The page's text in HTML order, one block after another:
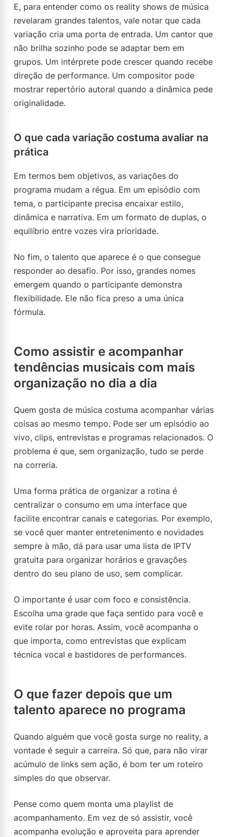
E, para entender como os reality shows de música
revelaram grandes talentos, vale notar que cada
variação cria uma porta de entrada. Um cantor que
não brilha sozinho pode se adaptar bem em
grupos. Um intérprete pode crescer quando recebe
direção de performance. Um compositor pode
mostrar repertório autoral quando a dinâmica pede
originalidade.
O que cada variação costuma avaliar na
prática
Em termos bem objetivos, as variações do
programa mudam a régua. Em um episódio com
tema, o participante precisa encaixar estilo,
dinâmica e narrativa. Em um formato de duplas, o
equilíbrio entre vozes vira prioridade.
No fim, o talento que aparece é o que consegue
responder ao desafio. Por isso, grandes nomes
emergem quando o participante demonstra
flexibilidade. Ele não fica preso a uma única
fórmula.
Como assistir e acompanhar
tendências musicais com mais
organização no dia a dia
Quem gosta de música costuma acompanhar várias
coisas ao mesmo tempo. Pode ser um episódio ao
vivo, clips, entrevistas e programas relacionados. O
problema é que, sem organização, tudo se perde
na correria.
Uma forma prática de organizar a rotina é
centralizar o consumo em uma interface que
facilite encontrar canais e categorias. Por exemplo,
se você quer manter entretenimento e novidades
sempre à mão, dá para usar uma lista de IPTV
gratuita para organizar horários e gravações
dentro do seu plano de uso, sem complicar.
O importante é usar com foco e consistência.
Escolha uma grade que faça sentido para você e
evite rolar por horas. Assim, você acompanha o
que importa, como entrevistas que explicam
técnica vocal e bastidores de performances.
O que fazer depois que um
talento aparece no programa
Quando alguém que você gosta surge no reality, a
vontade é seguir a carreira. Só que, para não virar
acúmulo de links sem ação, é bom ter um roteiro
simples do que observar.
Pense como quem monta uma playlist de
acompanhamento. Em vez de só assistir, você
acompanha evolução e aproveita para aprender